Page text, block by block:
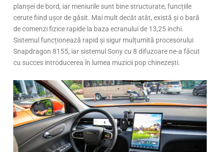
planșei de bord, iar meniurile sunt bine structurate, funcțiile
cerute fiind ușor de găsit. Mai mult decât atât, există și o bară
de comenzi fizice rapide la baza ecranului de 13,25 inchi.
Sistemul funcționează rapid și sigur mulțumită procesorului
Snapdragon 8155, iar sistemul Sony cu 8 difuzoare ne-a făcut
cu succes introducerea în lumea muzicii pop chinezești.